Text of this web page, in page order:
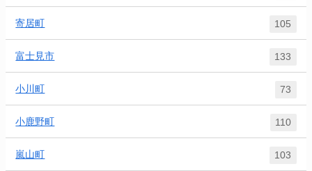
寄居町 105
富士見市 133
小川町 73
小鹿野町 110
嵐山町 103